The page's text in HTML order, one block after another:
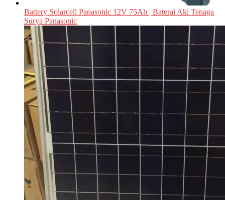
Battery Solarcell Panasonic 12V 75Ah | Baterai Aki Tenaga
Surya Panasonic